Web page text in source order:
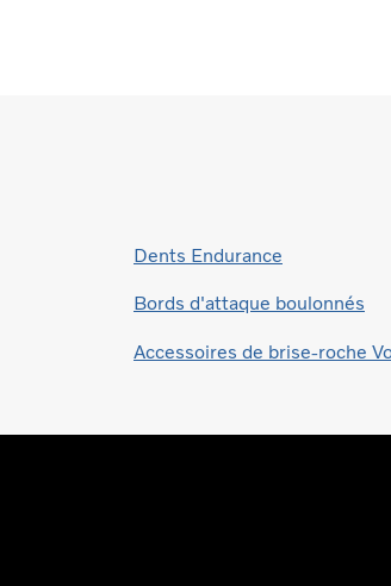
Dents Endurance
Bords d'attaque boulonnés
Accessoires de brise-roche